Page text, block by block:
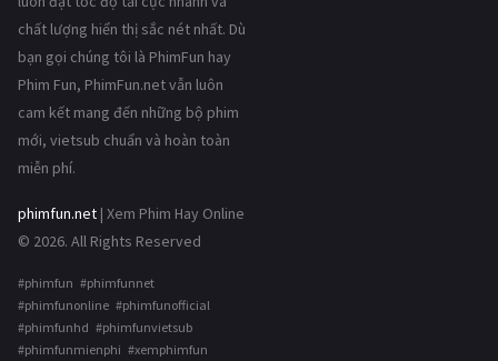
chất lượng hiển thị sắc nét nhất. Dù
bạn gọi chúng tôi là PhimFun hay
Phim Fun, PhimFun.net vẫn luôn
cam kết mang đến những bộ phim
mới, vietsub chuẩn và hoàn toàn
miễn phí.
phimfun.net | Xem Phim Hay Online
© 2026. All Rights Reserved
#phimfun #phimfunnet
#phimfunonline #phimfunofficial
#phimfunhd #phimfunvietsub
#phimfunmienphi #xemphimfun